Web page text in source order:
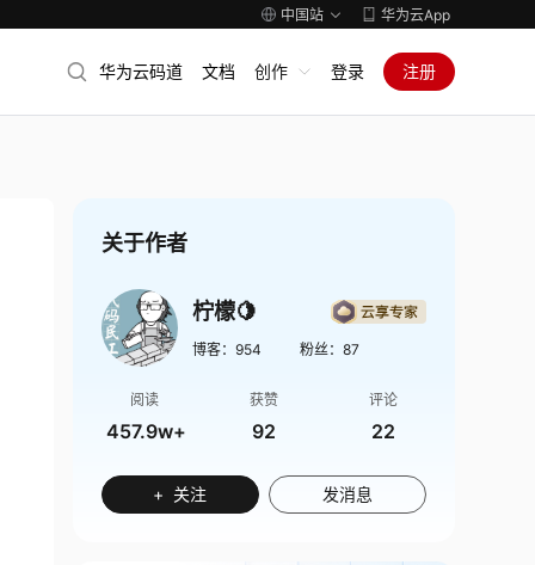
中国站 华为云App
华为云码道 文档 创作 登录 注册
关于作者
柠檬🍋
博客： 954 粉丝： 87
阅读
457.9w+
获赞
92
评论
22
+ 关注 发消息